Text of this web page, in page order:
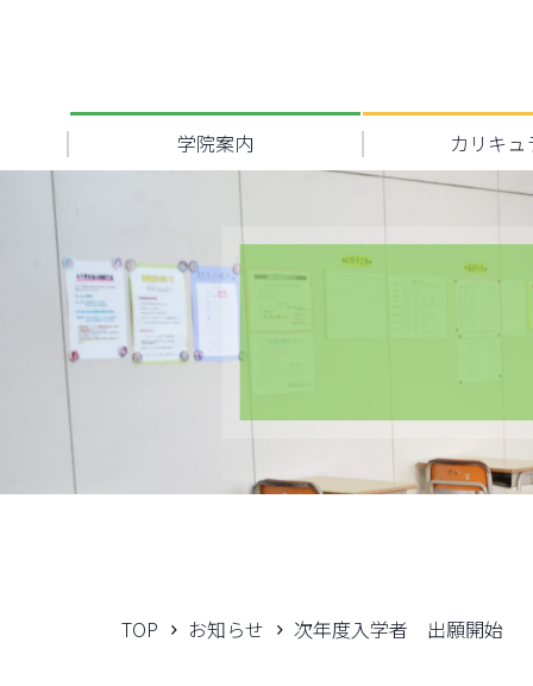
学院案内 カリキュ
TOP お知らせ 次年度入学者 出願開始